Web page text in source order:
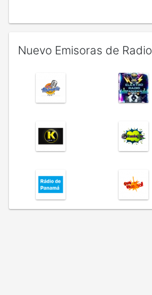
Nuevo Emisoras de Radio